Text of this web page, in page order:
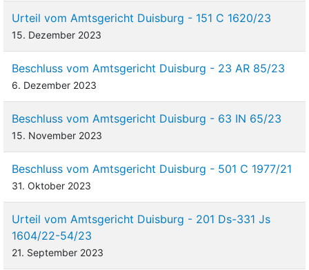
Urteil vom Amtsgericht Duisburg - 151 C 1620/23
15. Dezember 2023
Beschluss vom Amtsgericht Duisburg - 23 AR 85/23
6. Dezember 2023
Beschluss vom Amtsgericht Duisburg - 63 IN 65/23
15. November 2023
Beschluss vom Amtsgericht Duisburg - 501 C 1977/21
31. Oktober 2023
Urteil vom Amtsgericht Duisburg - 201 Ds-331 Js
1604/22-54/23
21. September 2023